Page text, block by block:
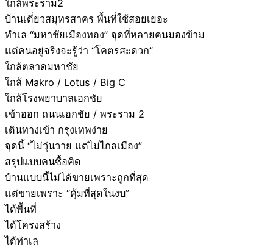
ใกล้พระราม2
บ้านเดี่ยวสมุทรสาคร พื้นที่ใช้สอยเยอะ
ทำเล “มหาชัยเมืองทอง” จุดที่หลายคนมองข้าม
แต่คนอยู่จริงจะรู้ว่า “โคตรสะดวก”
ใกล้ตลาดมหาชัย
ใกล้ Makro / Lotus / Big C
ใกล้โรงพยาบาลเอกชัย
เข้าออก ถนนเอกชัย / พระราม 2
เดินทางเข้า กรุงเทพง่าย
จุดนี้ “ไม่วุ่นวาย แต่ไม่ไกลเมือง”
สรุปแบบคนซื้อคิด
บ้านแบบนี้ไม่ได้ขายเพราะถูกที่สุด
แต่ขายเพราะ “คุ้มที่สุดในงบ”
ได้พื้นที่
ได้โครงสร้าง
ได้ทำเล